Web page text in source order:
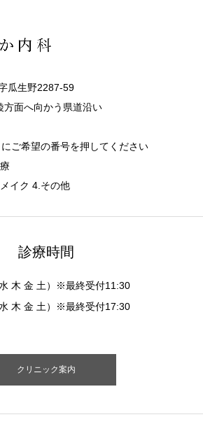
瓜生野2287-59
面へ向かう県道沿い
ご希望の番号を押してください
イク 4.その他
診療時間
木 金 土）※最終受付11:30
木 金 土）※最終受付17:30
クリニック案内